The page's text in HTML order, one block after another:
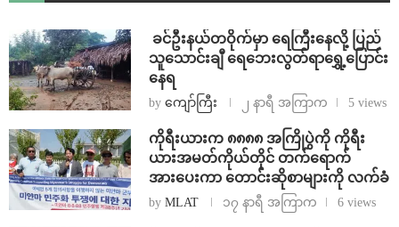
⁩ ⁨ခင်ဦးနယ်တဝိုက်မှာ ရေကြီးနေလို့ ပြည်
သူသောင်းချီ ရေဘေးလွတ်ရာရွှေ့ပြောင်း
နေရ
by ကျော်ကြီး ၂ နာရီ အကြာက 5 views
ကိုရီးယားက ၈၈၈၈ အကြိုပွဲကို ကိုရီး
ယားအမတ်ကိုယ်တိုင် တက်ရောက်
အားပေးကာ တောင်းဆိုစာများကို လက်ခံ
by MLAT ၁၇ နာရီ အကြာက 6 views